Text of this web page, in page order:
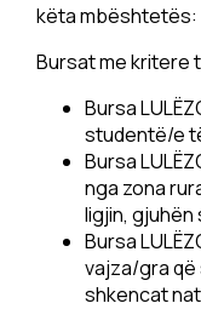
këta mbështetës:
Bursat me kritere
Bursa
studentë/e
Bursa
nga zona
ligjin, gjuhën
Bursa
vajza/gra që
shkencat